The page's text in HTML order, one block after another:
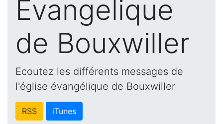
Evangelique
de Bouxwiller
Ecoutez les différents messages de
l'église évangélique de Bouxwiller
RSS iTunes